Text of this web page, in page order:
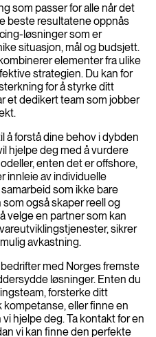
som passer for alle når det
beste resultatene oppnås
løsninger som er
situasjon, mål og budsjett.
elementer fra ulike
strategien. Du kan for
for å styrke ditt
et dedikert team som jobber
å forstå dine behov i dybden
hjelpe deg med å vurdere
enten det er offshore,
innleie av individuelle
som ikke bare
også skaper reell og
velge en partner som kan
sikrer
avkastning.
med Norges fremste
løsninger. Enten du
forsterke ditt
eller finne en
hjelpe deg. Ta kontakt for en
vi kan finne den perfekte